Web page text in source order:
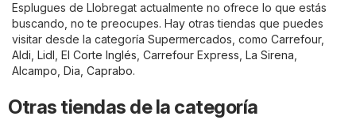
Esplugues de Llobregat actualmente no ofrece lo que estás
buscando, no te preocupes. Hay otras tiendas que puedes
visitar desde la categoría Supermercados , como Carrefour,
Aldi Lidl El Corte Inglés Carrefour Express La Sirena
Alcampo Dia Caprabo.
Otras tiendas de la categoría